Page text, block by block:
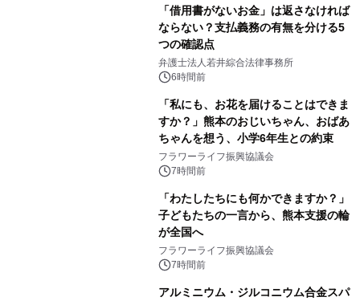
「借用書がないお金」は返さなければ
ならない？支払義務の有無を分ける5
つの確認点
弁護士法人若井綜合法律事務所
6時間前
「私にも、お花を届けることはできま
すか？」熊本のおじいちゃん、おばあ
ちゃんを想う、小学6年生との約束
フラワーライフ振興協議会
7時間前
「わたしたちにも何かできますか？」
子どもたちの一言から、熊本支援の輪
が全国へ
フラワーライフ振興協議会
7時間前
アルミニウム・ジルコニウム合金スパ